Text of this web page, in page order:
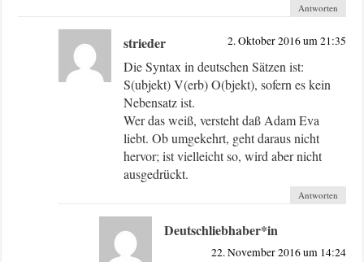
Antworten
strieder 2. Oktober 2016 um 21:35
Die Syntax in deutschen Sätzen ist:
S(ubjekt) V(erb) O(bjekt), sofern es kein
Nebensatz ist.
Wer das weiß, versteht daß Adam Eva
liebt. Ob umgekehrt, geht daraus nicht
hervor; ist vielleicht so, wird aber nicht
ausgedrückt.
Antworten
Deutschliebhaber*in
22. November 2016 um 14:24